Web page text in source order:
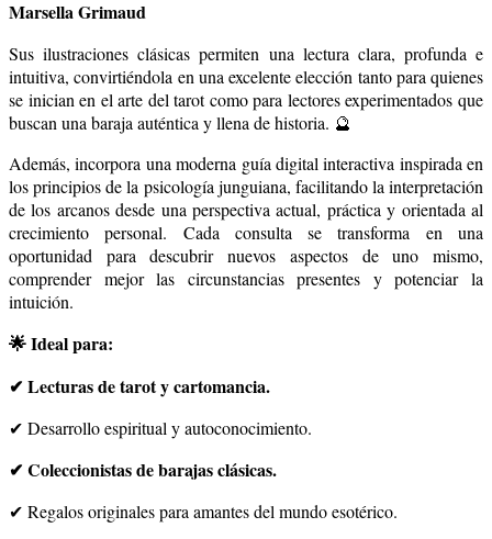
Marsella Grimaud
Sus ilustraciones clásicas permiten una lectura clara, profunda e
intuitiva, convirtiéndola en una excelente elección tanto para quienes
se inician en el arte del tarot como para lectores experimentados que
buscan una baraja auténtica y llena de historia. 🔮
Además, incorpora una moderna guía digital interactiva inspirada en
los principios de la psicología junguiana, facilitando la interpretación
de los arcanos desde una perspectiva actual, práctica y orientada al
crecimiento personal. Cada consulta se transforma en una
oportunidad para descubrir nuevos aspectos de uno mismo,
comprender mejor las circunstancias presentes y potenciar la
intuición.
🌟 Ideal para:
✔ Lecturas de tarot y cartomancia.
✔ Desarrollo espiritual y autoconocimiento.
✔ Coleccionistas de barajas clásicas.
✔ Regalos originales para amantes del mundo esotérico.